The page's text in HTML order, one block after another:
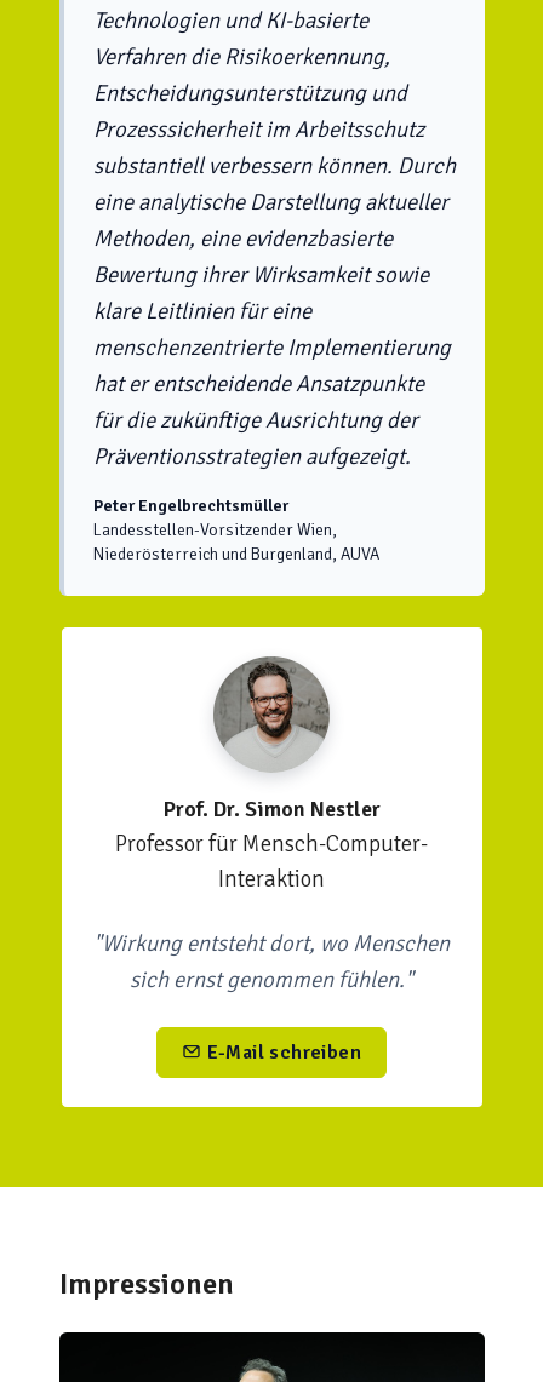
Technologien und KI-basierte
Verfahren die Risikoerkennung,
Entscheidungsunterstützung und
Prozesssicherheit im Arbeitsschutz
substantiell verbessern können. Durch
eine analytische Darstellung aktueller
Methoden, eine evidenzbasierte
Bewertung ihrer Wirksamkeit sowie
klare Leitlinien für eine
menschenzentrierte Implementierung
hat er entscheidende Ansatzpunkte
für die zukünftige Ausrichtung der
Präventionsstrategien aufgezeigt.
Peter Engelbrechtsmüller
Landesstellen-Vorsitzender Wien,
Niederösterreich und Burgenland, AUVA
Prof. Dr. Simon Nestler
Professor für Mensch-Computer-
Interaktion
"Wirkung entsteht dort, wo Menschen
sich ernst genommen fühlen."
E-Mail schreiben
Impressionen